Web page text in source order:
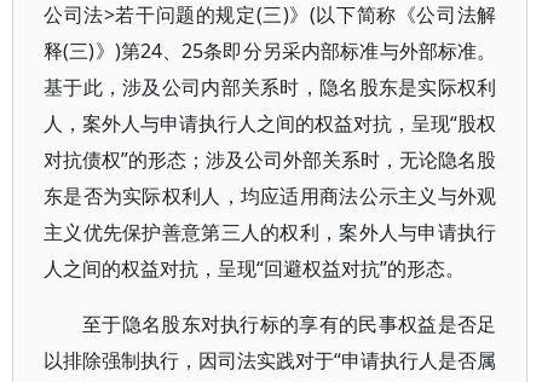
公司法>若干问题的规定(三)》(以下简称《公司法解
释(三)》)第24、25条即分另采内部标准与外部标准。
基于此，涉及公司内部关系时，隐名股东是实际权利
人，案外人与申请执行人之间的权益对抗，呈现“股权
对抗债权”的形态；涉及公司外部关系时，无论隐名股
东是否为实际权利人，均应适用商法公示主义与外观
主义优先保护善意第三人的权利，案外人与申请执行
人之间的权益对抗，呈现“回避权益对抗”的形态。
至于隐名股东对执行标的享有的民事权益是否足
以排除强制执行，因司法实践对于“申请执行人是否属